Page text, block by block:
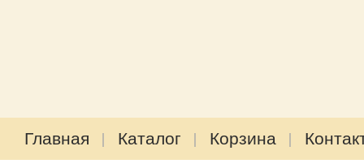
Главная Каталог Корзина